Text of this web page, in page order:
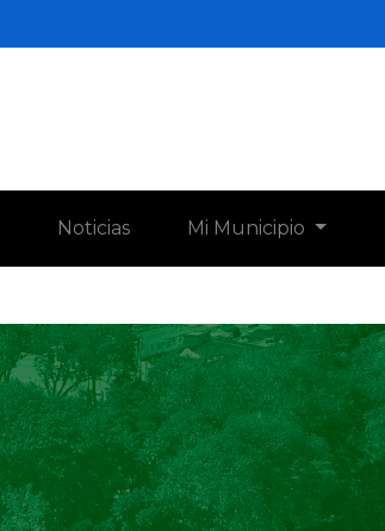
Noticias Mi Municipio